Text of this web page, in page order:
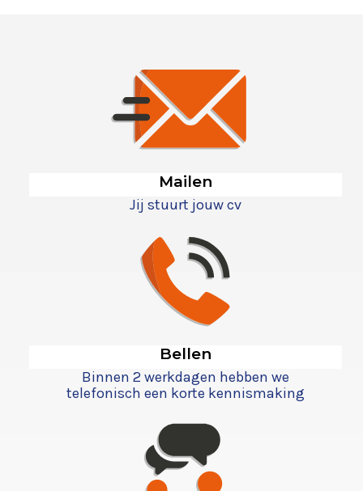
Mailen
Jij stuurt jouw cv
Bellen
Binnen 2 werkdagen hebben we
telefonisch een korte kennismaking